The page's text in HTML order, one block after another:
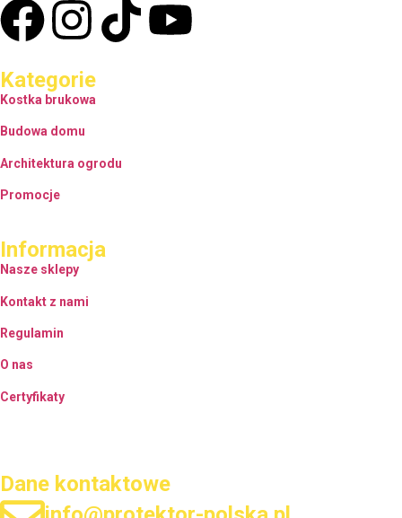
Kategorie
Kostka brukowa
Budowa domu
Architektura ogrodu
Promocje
Informacja
Nasze sklepy
Kontakt z nami
Regulamin
O nas
Certyfikaty
Dane kontaktowe